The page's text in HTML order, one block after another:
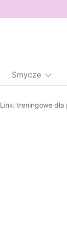
Smycze
Linki treningowe